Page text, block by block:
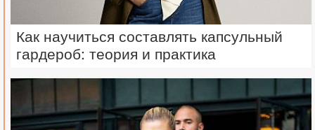
Как научиться составлять капсульный
гардероб: теория и практика